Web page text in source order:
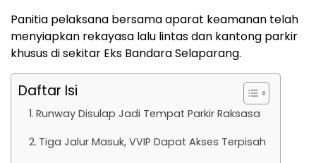
Panitia pelaksana bersama aparat keamanan telah
menyiapkan rekayasa lalu lintas dan kantong parkir
khusus di sekitar Eks Bandara Selaparang.
Daftar Isi
Runway Disulap Jadi Tempat Parkir Raksasa
Tiga Jalur Masuk, VVIP Dapat Akses Terpisah